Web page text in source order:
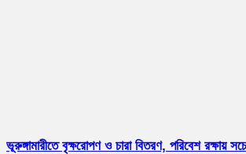
ভূরুঙ্গামারীতে বৃক্ষরোপণ ও চারা বিতরণ, পরিবেশ রক্ষায়